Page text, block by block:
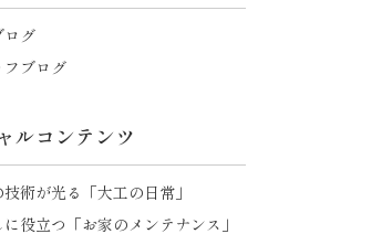
ログ
フブログ
ルコンテンツ
術が光る「大工の日常」
役立つ「お家のメンテナンス」